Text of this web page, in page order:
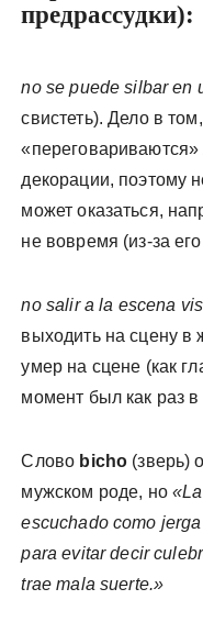
предрассудки):
no se puede silbar en
свистеть). Дело в
«переговариваются»
декорации, поэтому
может оказаться,
не вовремя (из-за
no salir a la escena
выходить на сцену
умер на сцене (как
момент был как раз в
Слово bicho (зверь)
мужском роде, но
escuchado como
para evitar decir
trae mala suerte.»